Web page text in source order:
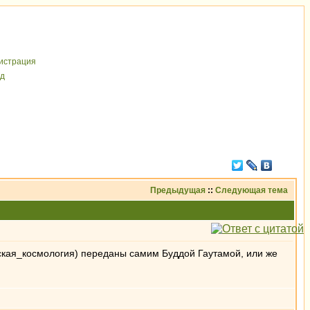
Предыдущая :: Следующая тема
переданы самим Буддой Гаутамой, или же